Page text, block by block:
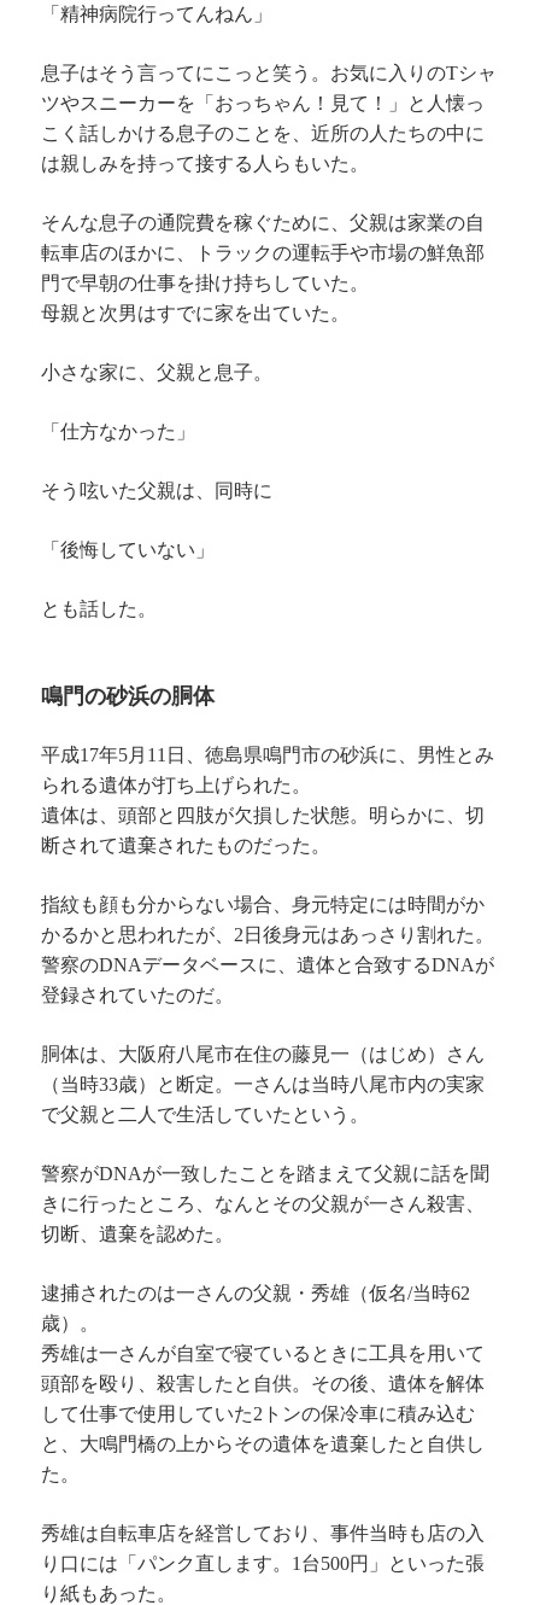
「精神病院行ってんねん」
息子はそう言ってにこっと笑う。お気に入りのTシャ
ツやスニーカーを「おっちゃん！見て！」と人懐っ
こく話しかける息子のことを、近所の人たちの中に
は親しみを持って接する人らもいた。
そんな息子の通院費を稼ぐために、父親は家業の自
転車店のほかに、トラックの運転手や市場の鮮魚部
門で早朝の仕事を掛け持ちしていた。
母親と次男はすでに家を出ていた。
小さな家に、父親と息子。
「仕方なかった」
そう呟いた父親は、同時に
「後悔していない」
とも話した。
鳴門の砂浜の胴体
平成17年5月11日、徳島県鳴門市の砂浜に、男性とみ
られる遺体が打ち上げられた。
遺体は、頭部と四肢が欠損した状態。明らかに、切
断されて遺棄されたものだった。
指紋も顔も分からない場合、身元特定には時間がか
かるかと思われたが、2日後身元はあっさり割れた。
警察のDNAデータベースに、遺体と合致するDNAが
登録されていたのだ。
胴体は、大阪府八尾市在住の藤見一（はじめ）さん
（当時33歳）と断定。一さんは当時八尾市内の実家
で父親と二人で生活していたという。
警察がDNAが一致したことを踏まえて父親に話を聞
きに行ったところ、なんとその父親が一さん殺害、
切断、遺棄を認めた。
逮捕されたのは一さんの父親・秀雄（仮名/当時62
歳）。
秀雄は一さんが自室で寝ているときに工具を用いて
頭部を殴り、殺害したと自供。その後、遺体を解体
して仕事で使用していた2トンの保冷車に積み込む
と、大鳴門橋の上からその遺体を遺棄したと自供し
た。
秀雄は自転車店を経営しており、事件当時も店の入
り口には「パンク直します。1台500円」といった張
り紙もあった。